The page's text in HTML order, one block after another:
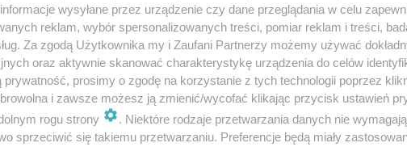
APEL
wysyłane przez urządzenie czy dane przeglądania w celu
reklam, wybór spersonalizowanych treści, pomiar reklam i treści,
Za zgodą Użytkownika my i Zaufani Partnerzy możemy używać
oraz aktywnie skanować charakterystykę urządzenia do celów
prywatność, prosimy o zgodę na korzystanie z tych technologii poprzez
i zawsze możesz ją zmienić/wycofać klikając przycisk ustawień
rogu strony
. Niektóre rodzaje przetwarzania danych nie
sprzeciwić się takiemu przetwarzaniu. Preferencje będą miały